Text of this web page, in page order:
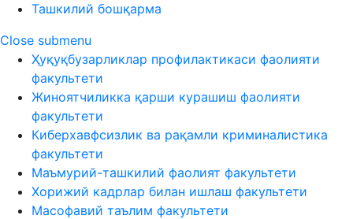
Ташкилий бошқарма
Close submenu
Ҳуқуқбузарликлар профилактикаси фаолияти
факультети
Жиноятчиликка қарши курашиш фаолияти
факультети
Киберхавфсизлик ва рақамли криминалистика
факультети
Маъмурий-ташкилий фаолият факультети
Хорижий кадрлар билан ишлаш факультети
Масофавий таълим факультети